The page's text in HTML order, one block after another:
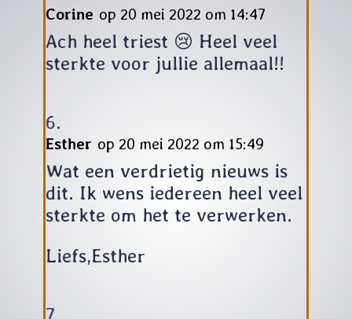
Corine op 20 mei 2022 om 14:47
Ach heel triest 😢 Heel veel
sterkte voor jullie allemaal!!
Esther op 20 mei 2022 om 15:49
Wat een verdrietig nieuws is
dit. Ik wens iedereen heel veel
sterkte om het te verwerken.
Liefs,Esther